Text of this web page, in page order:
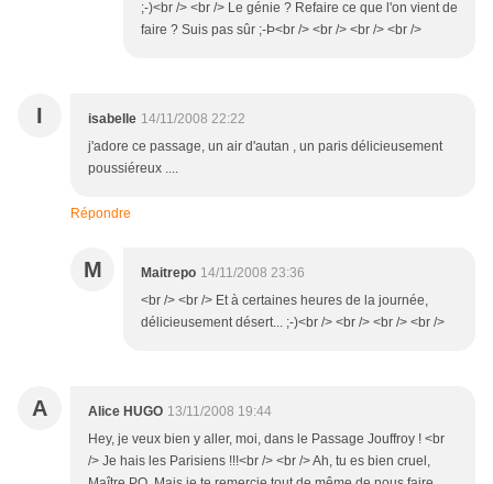
;-)<br /> <br /> Le génie ? Refaire ce que l'on vient de
faire ? Suis pas sûr ;-Þ<br /> <br /> <br /> <br />
I isabelle 14/11/2008 22:22
j'adore ce passage, un air d'autan , un paris délicieusement
poussiéreux ....
Répondre
M Maitrepo 14/11/2008 23:36
<br /> <br /> Et à certaines heures de la journée,
délicieusement désert... ;-)<br /> <br /> <br /> <br />
A Alice HUGO 13/11/2008 19:44
Hey, je veux bien y aller, moi, dans le Passage Jouffroy ! <br
/> Je hais les Parisiens !!!<br /> <br /> Ah, tu es bien cruel,